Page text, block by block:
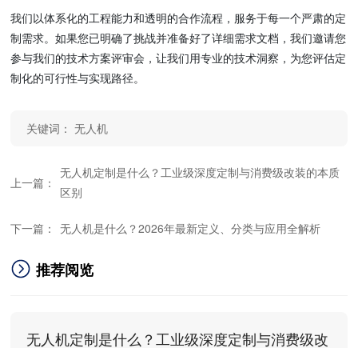
我们以体系化的工程能力和透明的合作流程，服务于每一个严肃的定
制需求。如果您已明确了挑战并准备好了详细需求文档，我们邀请您
参与我们的技术方案评审会，让我们用专业的技术洞察，为您评估定
制化的可行性与实现路径。
关键词： 无人机
上一篇：
无人机定制是什么？工业级深度定制与消费级改装的本质
区别
下一篇： 无人机是什么？2026年最新定义、分类与应用全解析
推荐阅览
无人机定制是什么？工业级深度定制与消费级改